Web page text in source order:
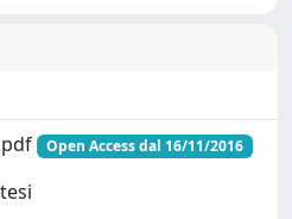
Open Access dal 16/11/2016